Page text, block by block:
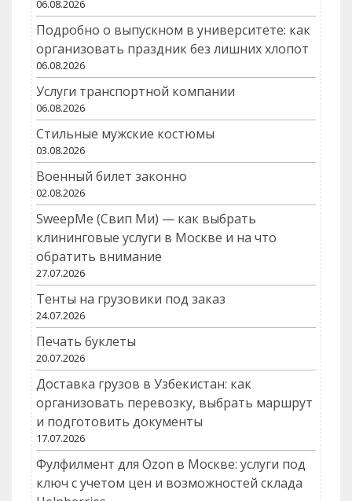
06.08.2026
Подробно о выпускном в университете: как
организовать праздник без лишних хлопот
06.08.2026
Услуги транспортной компании
06.08.2026
Стильные мужские костюмы
03.08.2026
Военный билет законно
02.08.2026
SweepMe (Свип Ми) — как выбрать
клининговые услуги в Москве и на что
обратить внимание
27.07.2026
Тенты на грузовики под заказ
24.07.2026
Печать буклеты
20.07.2026
Доставка грузов в Узбекистан: как
организовать перевозку, выбрать маршрут
и подготовить документы
17.07.2026
Фулфилмент для Ozon в Москве: услуги под
ключ с учетом цен и возможностей склада